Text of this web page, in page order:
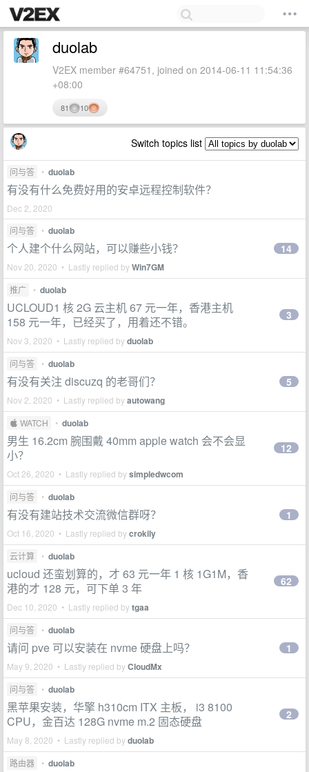
duolab
V2EX member #64751, joined on 2014-06-11 11:54:36
+08:00
81 10
Switch topics list
问与答 • duolab
有没有什么免费好用的安卓远程控制软件？
Dec 2, 2020
问与答
• duolab
个人建个什么网站，可以赚些小钱？
Nov 20, 2020 • Lastly replied byWin7GM
14
推广 • duolab
UCLOUD1 核 2G 云主机 67 元一年，香港主机
158 元一年，已经买了，用着还不错。
Nov 3, 2020 • Lastly replied byduolab
3
问与答 • duolab
有没有关注 discuzq 的老哥们？
Nov 2, 2020 • Lastly replied byautowang
5
 WATCH • duolab
男生 16.2cm 腕围戴 40mm apple watch 会不会显
小？
Oct 26, 2020 • Lastly replied bysimpledwcom
12
问与答 • duolab
有没有建站技术交流微信群呀？
Oct 16, 2020 • Lastly replied bycrokily
1
云计算 • duolab
ucloud 还蛮划算的，才 63 元一年 1 核 1G1M，香
港的才 128 元，可下单 3 年
Dec 10, 2020 • Lastly replied bytgaa
62
问与答 • duolab
请问 pve 可以安装在 nvme 硬盘上吗？
May 9, 2020 • Lastly replied byCloudMx
1
问与答 • duolab
黑苹果安装，华擎 h310cm ITX 主板， i3 8100
CPU，金百达 128G nvme m.2 固态硬盘
May 8, 2020 • Lastly replied byduolab
2
路由器 • duolab